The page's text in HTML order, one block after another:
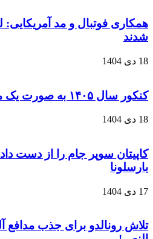
همکاری فوتبال و مد
شدند
18 دی 1404
کنکور سال ۱۴۰۵ به صورت یک‌ مرحله‌ای برگزار می‌ شود
18 دی 1404
کاپیتان سوپر جام را از دست
بارسلونا
17 دی 1404
تلاش رونالدو برای جذب مدافع